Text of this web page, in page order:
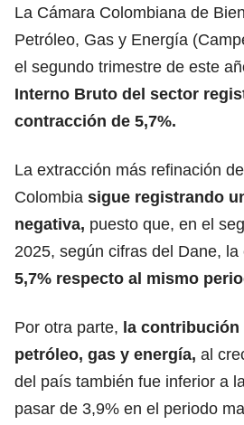
La Cámara Colombiana de
Petróleo, Gas y Energía
el segundo trimestre de este
Interno Bruto del sector
contracción de 5,7%.
La extracción más refinación
Colombia sigue registrando
negativa, puesto que, en el
2025, según cifras del Dane,
5,7% respecto al mismo
Por otra parte, la contribución
petróleo, gas y energía, al
del país también fue inferior a
pasar de 3,9% en el periodo